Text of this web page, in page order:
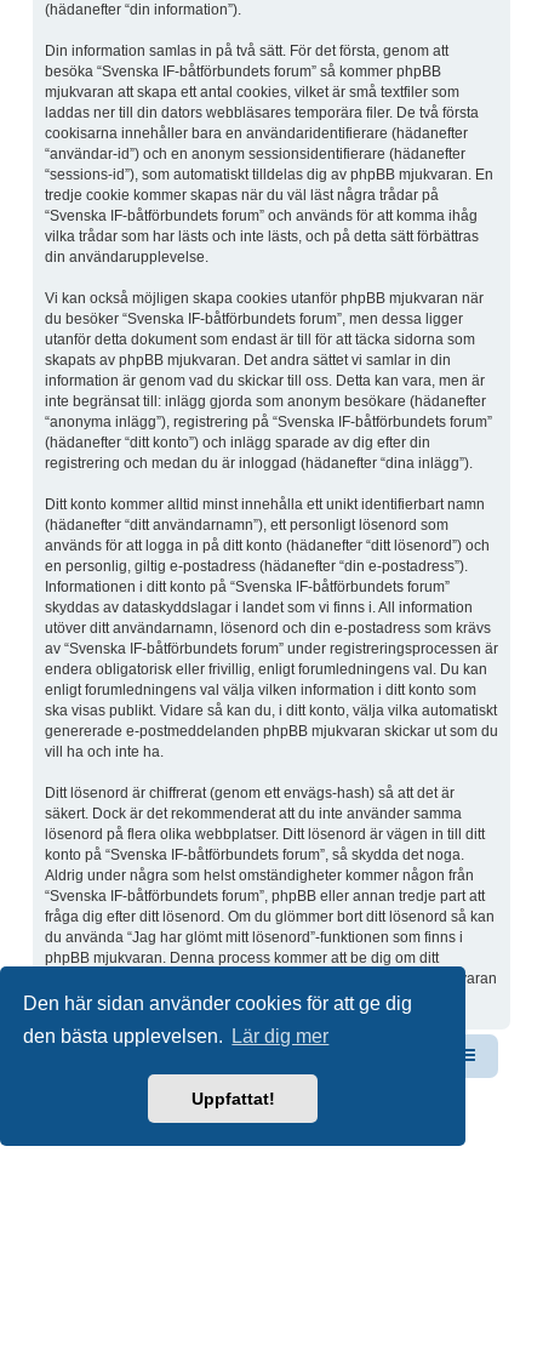
Den här sidan använder cookies för att ge dig
den bästa upplevelsen.
Lär dig mer
Uppfattat!
(hädanefter “din information”).
Din information samlas in på två sätt. För det första, genom att
besöka “Svenska IF-båtförbundets forum” så kommer phpBB
mjukvaran att skapa ett antal cookies, vilket är små textfiler som
laddas ner till din dators webbläsares temporära filer. De två första
cookisarna innehåller bara en användaridentifierare (hädanefter
“användar-id”) och en anonym sessionsidentifierare (hädanefter
“sessions-id”), som automatiskt tilldelas dig av phpBB mjukvaran. En
tredje cookie kommer skapas när du väl läst några trådar på
“Svenska IF-båtförbundets forum” och används för att komma ihåg
vilka trådar som har lästs och inte lästs, och på detta sätt förbättras
din användarupplevelse.
Vi kan också möjligen skapa cookies utanför phpBB mjukvaran när
du besöker “Svenska IF-båtförbundets forum”, men dessa ligger
utanför detta dokument som endast är till för att täcka sidorna som
skapats av phpBB mjukvaran. Det andra sättet vi samlar in din
information är genom vad du skickar till oss. Detta kan vara, men är
inte begränsat till: inlägg gjorda som anonym besökare (hädanefter
“anonyma inlägg”), registrering på “Svenska IF-båtförbundets forum”
(hädanefter “ditt konto”) och inlägg sparade av dig efter din
registrering och medan du är inloggad (hädanefter “dina inlägg”).
Ditt konto kommer alltid minst innehålla ett unikt identifierbart namn
(hädanefter “ditt användarnamn”), ett personligt lösenord som
används för att logga in på ditt konto (hädanefter “ditt lösenord”) och
en personlig, giltig e-postadress (hädanefter “din e-postadress”).
Informationen i ditt konto på “Svenska IF-båtförbundets forum”
skyddas av dataskyddslagar i landet som vi finns i. All information
utöver ditt användarnamn, lösenord och din e-postadress som krävs
av “Svenska IF-båtförbundets forum” under registreringsprocessen är
endera obligatorisk eller frivillig, enligt forumledningens val. Du kan
enligt forumledningens val välja vilken information i ditt konto som
ska visas publikt. Vidare så kan du, i ditt konto, välja vilka automatiskt
genererade e-postmeddelanden phpBB mjukvaran skickar ut som du
vill ha och inte ha.
Ditt lösenord är chiffrerat (genom ett envägs-hash) så att det är
säkert. Dock är det rekommenderat att du inte använder samma
lösenord på flera olika webbplatser. Ditt lösenord är vägen in till ditt
konto på “Svenska IF-båtförbundets forum”, så skydda det noga.
Aldrig under några som helst omständigheter kommer någon från
“Svenska IF-båtförbundets forum”, phpBB eller annan tredje part att
fråga dig efter ditt lösenord. Om du glömmer bort ditt lösenord så kan
du använda “Jag har glömt mitt lösenord”-funktionen som finns i
phpBB mjukvaran. Denna process kommer att be dig om ditt
användarnamn och din e-postadress, sen kommer phpBB mjukvaran
skicka dig ett nytt lösenord till din e-postadress.
phpBB® Forum Software © phpBB Limited